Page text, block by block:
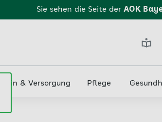
Sie sehen die Seite der AOK
& Versorgung Pflege